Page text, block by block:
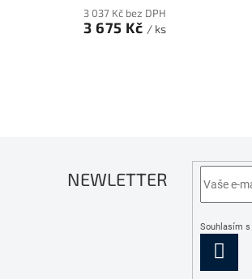
3 037 Kč bez DPH
3 675 Kč / ks
NEWLETTER
Souhlasím s
SE